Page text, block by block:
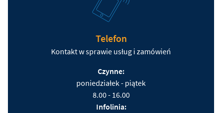
Telefon
Kontakt w sprawie usług i zamówień
Czynne:
poniedziałek - piątek
8.00 - 16.00
Infolinia: